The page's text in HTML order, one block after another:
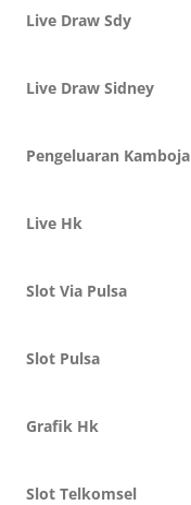
Live Draw Sdy
Live Draw Sidney
Pengeluaran Kamboja
Live Hk
Slot Via Pulsa
Slot Pulsa
Grafik Hk
Slot Telkomsel